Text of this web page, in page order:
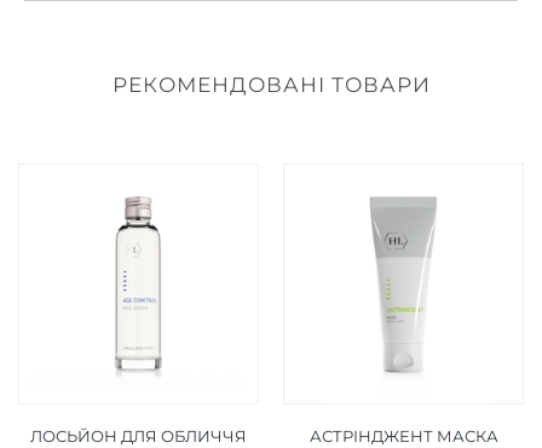
РЕКОМЕНДОВАНІ ТОВАРИ
ЛОСЬЙОН ДЛЯ ОБЛИЧЧЯ
АСТРІНДЖЕНТ МАСКА